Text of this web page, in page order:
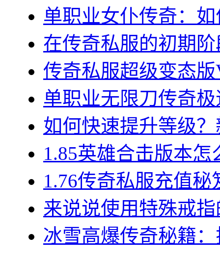
单职业女仆传奇：
在传奇私服的初期
传奇私服超级变态
单职业无限刀传奇
如何快速提升等级
1.85英雄合击版本
1.76传奇私服充值
来说说使用特殊戒
冰雪高爆传奇秘籍